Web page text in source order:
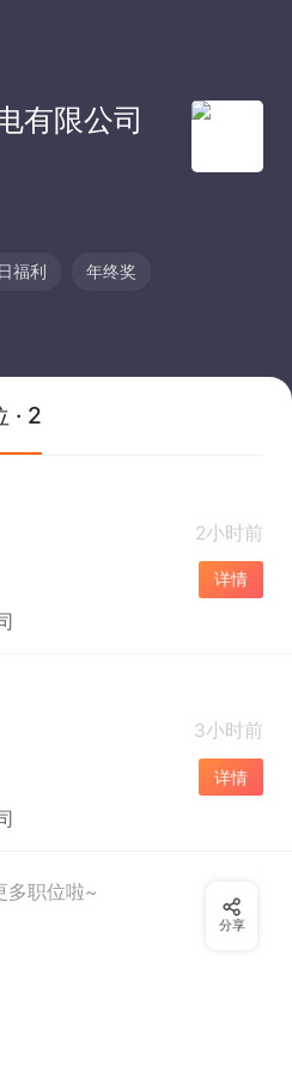
有限公司
福利 年终奖
· 2
2小时前
详情
3小时前
详情
多职位啦~
分享